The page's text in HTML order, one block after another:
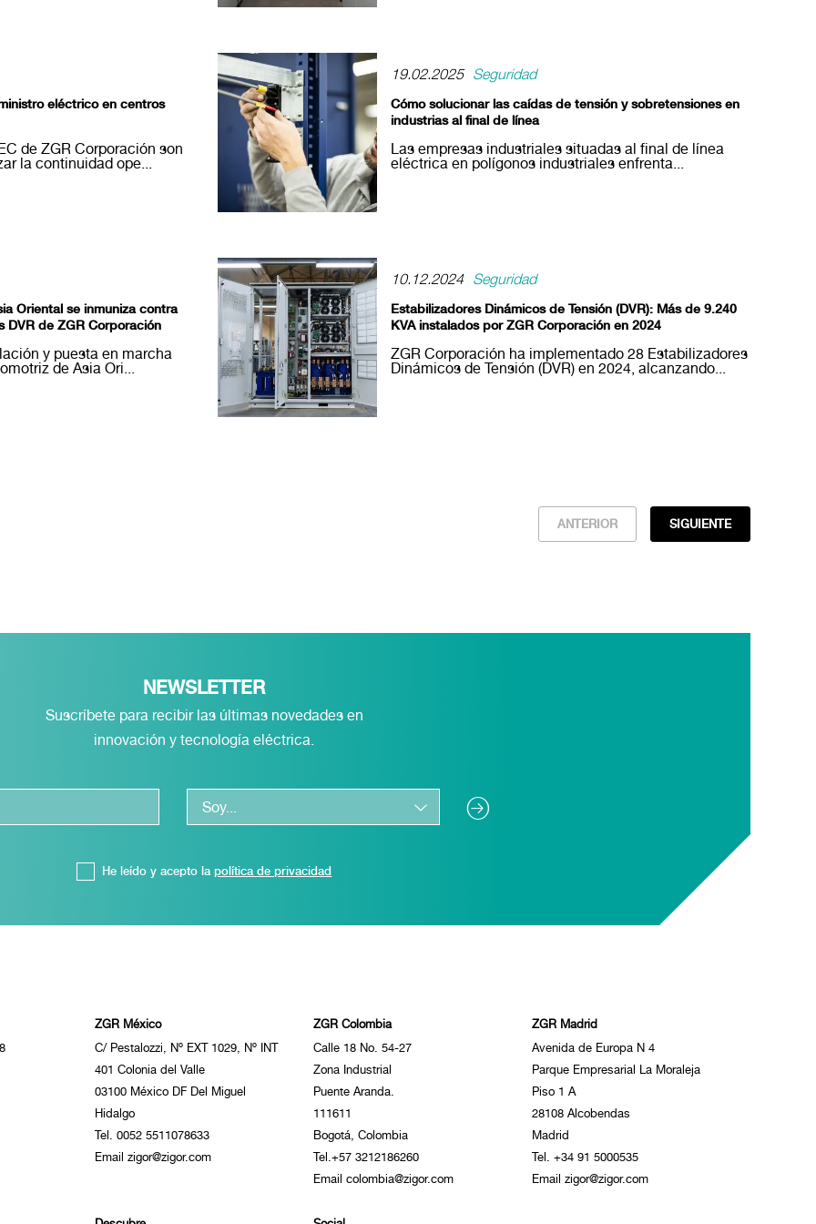
eléctrico en centros
de ZGR Corporación son
la continuidad ope...
19.02.2025 Seguridad
Cómo solucionar las caídas de tensión y sobretensiones en
industrias al final de línea
Las empresas industriales situadas al final de línea
eléctrica en polígonos industriales enfrenta...
Oriental se inmuniza contra
DVR de ZGR Corporación
y puesta en marcha
de Asia Ori...
10.12.2024 Seguridad
Estabilizadores Dinámicos de Tensión (DVR): Más de 9.240
KVA instalados por ZGR Corporación en 2024
ZGR Corporación ha implementado 28 Estabilizadores
Dinámicos de Tensión (DVR) en 2024, alcanzando...
ANTERIOR SIGUIENTE
NEWSLETTER
Suscríbete para recibir las últimas novedades en
innovación y tecnología eléctrica.
He leído y acepto la política de privacidad
ZGR México
C/ Pestalozzi, Nº EXT 1029, Nº INT
401 Colonia del Valle
03100 México DF Del Miguel
Hidalgo
Tel. 0052 5511078633
Email zigor@zigor.com
ZGR Colombia
Calle 18 No. 54-27
Zona Industrial
Puente Aranda.
111611
Bogotá, Colombia
Tel.+57 3212186260
Email colombia@zigor.com
ZGR Madrid
Avenida de Europa N 4
Parque Empresarial La Moraleja
Piso 1 A
28108 Alcobendas
Madrid
Tel. +34 91 5000535
Email zigor@zigor.com